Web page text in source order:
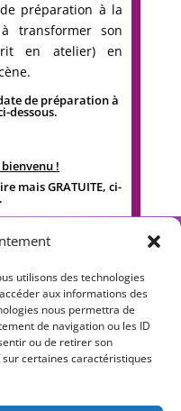
utilisons des technologies
aux informations des
nous permettra de
de navigation ou les ID
ou de retirer son
certaines caractéristiques
préparation à la
transformer son
en atelier) en
de préparation à
dessous.
!
mais GRATUITE, ci-
H I E